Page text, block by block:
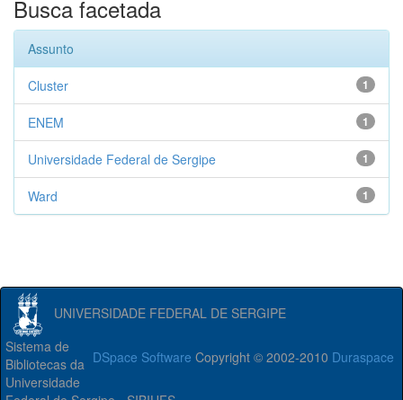
Busca facetada
Assunto
1
Cluster
1
ENEM
1
Universidade Federal de Sergipe
1
Ward
UNIVERSIDADE FEDERAL DE SERGIPE
DSpace Software Copyright © 2002-2010 Duraspace
Sistema de
Bibliotecas da
Universidade